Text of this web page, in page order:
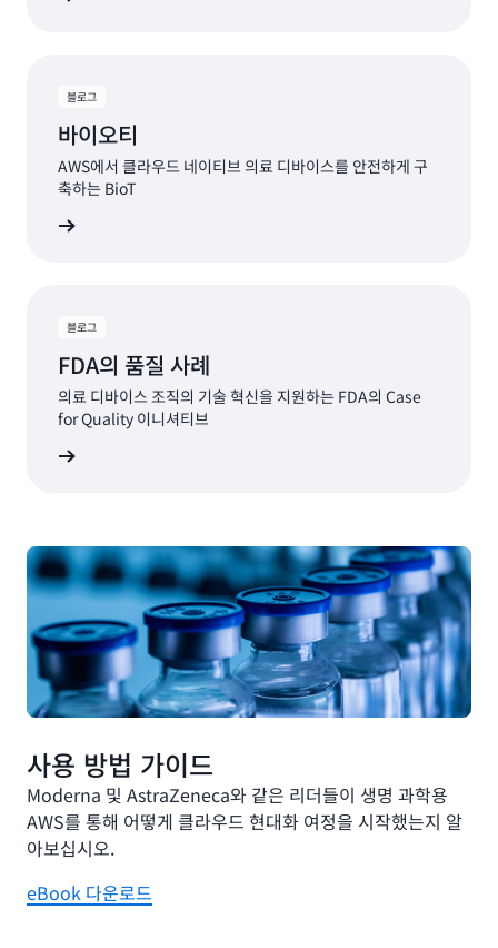
블로그
바이오티
AWS에서 클라우드 네이티브 의료 디바이스를 안전하게 구
축하는 BioT
블로그
FDA의 품질 사례
의료 디바이스 조직의 기술 혁신을 지원하는 FDA의 Case
for Quality 이니셔티브
사용 방법 가이드
Moderna 및 AstraZeneca와 같은 리더들이 생명 과학용
AWS를 통해 어떻게 클라우드 현대화 여정을 시작했는지 알
아보십시오.
eBook 다운로드